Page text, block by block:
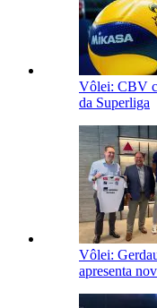
Vôlei: CBV
da Superliga
Vôlei:
apresenta